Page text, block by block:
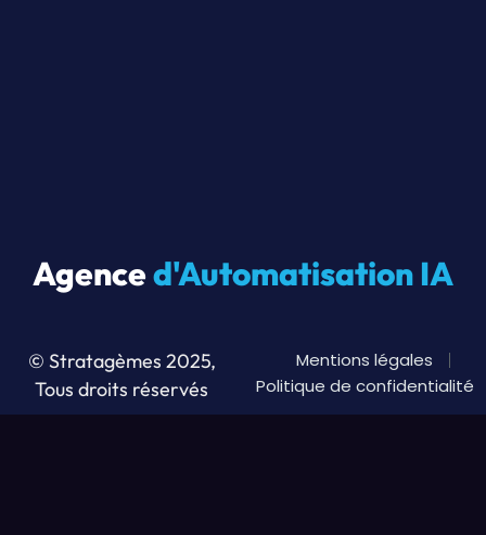
Agenced'Automatisation IA
© Stratagèmes 2025,
Tous droits réservés
Mentions légales
Politique de confidentialité